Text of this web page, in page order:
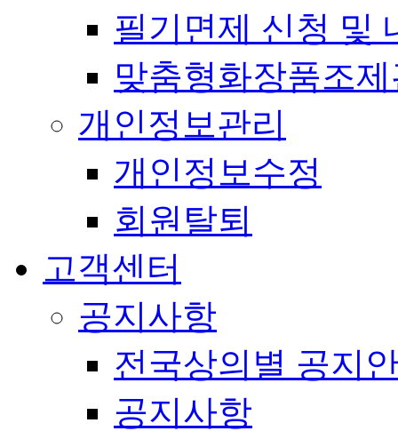
필기면제 신청 및
맞춤형화장품조
개인정보관리
개인정보수정
회원탈퇴
고객센터
공지사항
전국상의별 공지
공지사항